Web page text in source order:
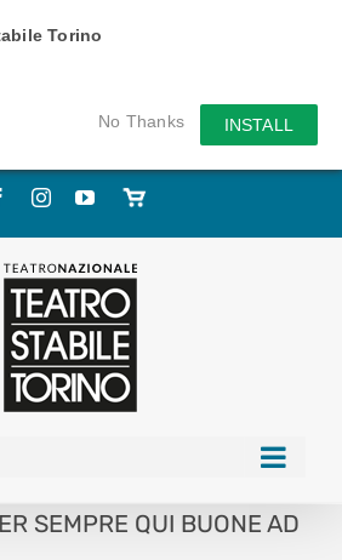
Torino
No Thanks INSTALL
FacebookInstagramYouTube
Store
SEMPRE QUI BUONE AD